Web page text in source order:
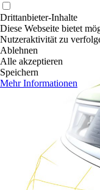
Drittanbieter-Inhalte
Diese Webseite bietet
Nutzeraktivität zu
Ablehnen
Alle akzeptieren
Speichern
Mehr Informationen